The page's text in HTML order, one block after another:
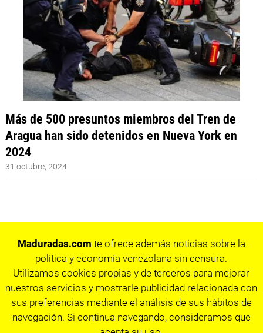
Más de 500 presuntos miembros del Tren de
Aragua han sido detenidos en Nueva York en
2024
31 octubre, 2024
Maduradas.com te ofrece además noticias sobre la
política y economía venezolana sin censura.
Utilizamos cookies propias y de terceros para mejorar
nuestros servicios y mostrarle publicidad relacionada con
sus preferencias mediante el análisis de sus hábitos de
navegación. Si continua navegando, consideramos que